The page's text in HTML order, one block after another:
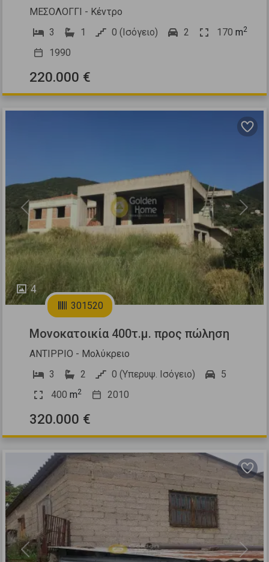
ΜΕΣΟΛΟΓΓΙ - Κέντρο
3
1 0 (Ισόγειο) 2 170 m2
1990
220.000 €
4
Previous Next
301520
Μονοκατοικία 400τ.μ. προς πώληση
ΑΝΤΙΡΡΙΟ - Μολύκρειο
3
2 0 (Υπερυψ. Ισόγειο)
5
400 m2 2010
320.000 €
Previous Next